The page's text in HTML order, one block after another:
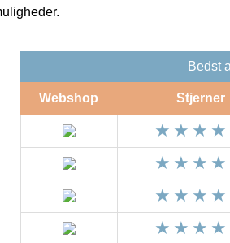
Bedst
Webshop Stjerner